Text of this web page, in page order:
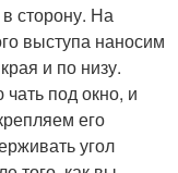
сторону. На
выступа наносим
и по низу.
под окно, и
его
угол